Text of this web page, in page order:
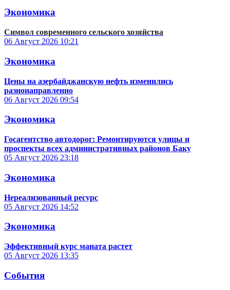
Экономика
Символ современного сельского хозяйства
06 Август 2026 10:21
Экономика
Цены на азербайджанскую нефть изменились
разнонаправленно
06 Август 2026 09:54
Экономика
Госагентство автодорог: Ремонтируются улицы и
проспекты всех административных районов Баку
05 Август 2026 23:18
Экономика
Нереализованный ресурс
05 Август 2026 14:52
Экономика
Эффективный курс маната растет
05 Август 2026 13:35
События